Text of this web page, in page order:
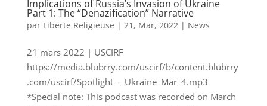
Implications of Russia’s Invasion of Ukraine
Part 1: The “Denazification” Narrative
par Liberte Religieuse | 21, Mar, 2022| News
21 mars 2022 | USCIRF
https://media.blubrry.com/uscirf/b/content.blubrry
.com/uscirf/Spotlight_-_Ukraine_Mar_4.mp3
*Special note: This podcast was recorded on March